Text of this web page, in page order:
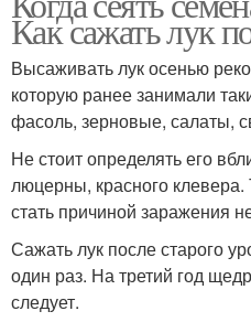
Как сажать лук
Высаживать лук осенью
которую ранее занимали
фасоль, зерновые, салаты,
Не стоит определять его
люцерны, красного клевера.
стать причиной заражения
Сажать лук после старого
один раз. На третий год
следует.